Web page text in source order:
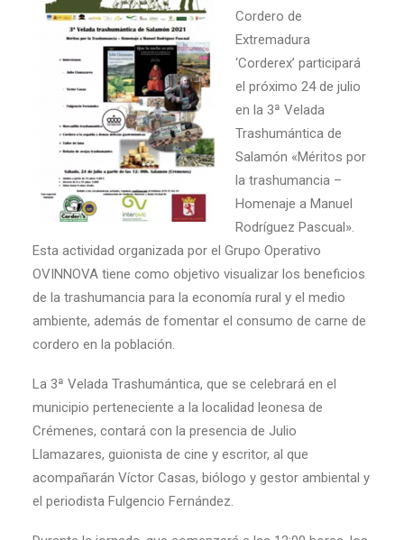
Cordero de
Extremadura
‘Corderex’ participará
el próximo 24 de julio
en la 3ª Velada
Trashumántica de
Salamón «Méritos por
la trashumancia –
Homenaje a Manuel
Rodríguez Pascual».
Esta actividad organizada por el Grupo Operativo
OVINNOVA tiene como objetivo visualizar los beneficios
de la trashumancia para la economía rural y el medio
ambiente, además de fomentar el consumo de carne de
cordero en la población.
La 3ª Velada Trashumántica, que se celebrará en el
municipio perteneciente a la localidad leonesa de
Crémenes, contará con la presencia de Julio
Llamazares, guionista de cine y escritor, al que
acompañarán Víctor Casas, biólogo y gestor ambiental y
el periodista Fulgencio Fernández.